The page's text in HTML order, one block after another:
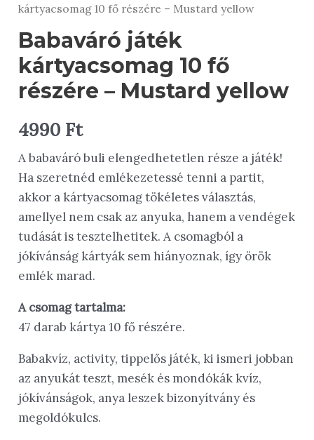
kártyacsomag 10 fő részére – Mustard yellow
Babaváró játék
kártyacsomag 10 fő
részére – Mustard yellow
4990 Ft
A babaváró buli elengedhetetlen része a játék!
Ha szeretnéd emlékezetessé tenni a partit,
akkor a kártyacsomag tökéletes választás,
amellyel nem csak az anyuka, hanem a vendégek
tudását is tesztelhetitek. A csomagból a
jókívánság kártyák sem hiányoznak, így örök
emlék marad.
A csomag tartalma:
47 darab kártya 10 fő részére.
Babakvíz, activity, tippelős játék, ki ismeri jobban
az anyukát teszt, mesék és mondókák kvíz,
jókívánságok, anya leszek bizonyítvány és
megoldókulcs.